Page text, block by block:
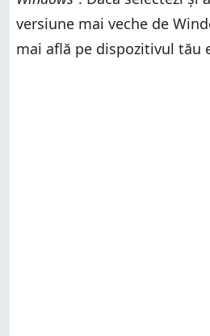
versiune mai veche de
mai află pe dispozitivul tău